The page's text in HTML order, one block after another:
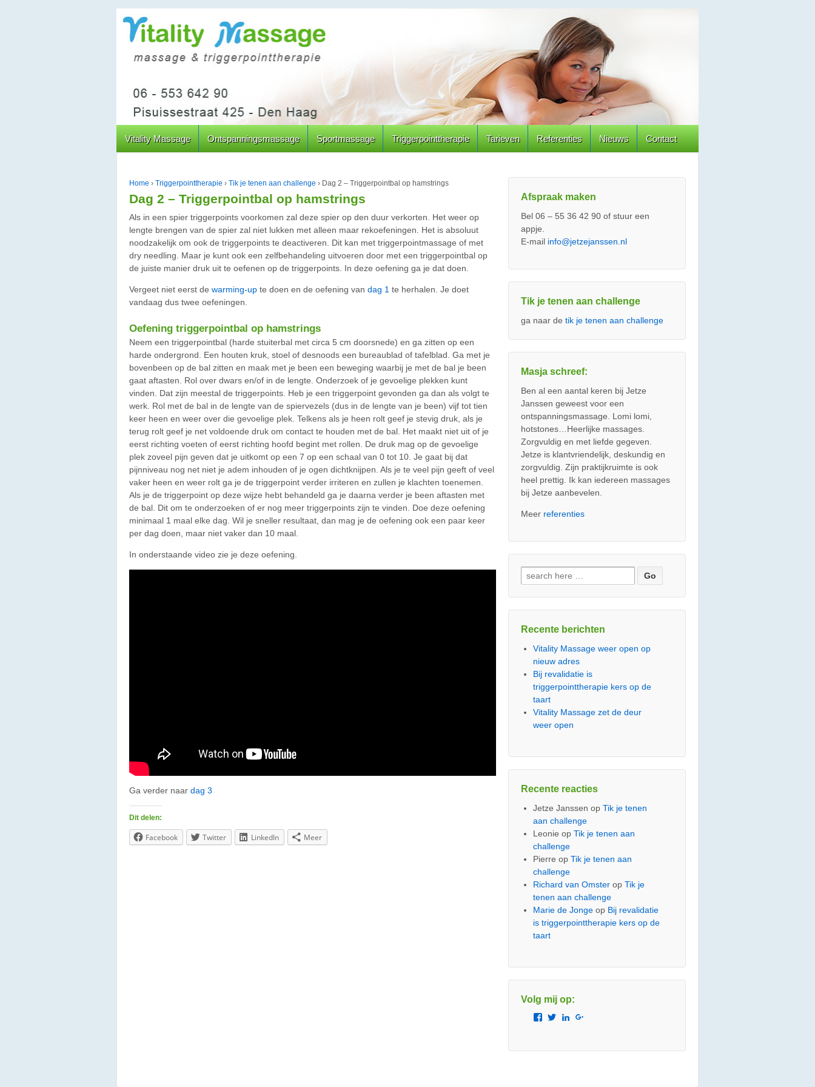
↓
DOORGAAN
NAAR
Vitality Massage Ontspanningsmassage Sportmassage Triggerpointtherapie Tarieven Referenties Nieuws Contact
Home › Triggerpointtherapie › Tik je tenen aan challenge › Dag 2 – Triggerpointbal op hamstrings
Dag 2 – Triggerpointbal op hamstrings
Als in een spier triggerpoints voorkomen zal deze spier op den duur verkorten. Het weer op
lengte brengen van de spier zal niet lukken met alleen maar rekoefeningen. Het is absoluut
noodzakelijk om ook de triggerpoints te deactiveren. Dit kan met triggerpointmassage of met
dry needling. Maar je kunt ook een zelfbehandeling uitvoeren door met een triggerpointbal op
de juiste manier druk uit te oefenen op de triggerpoints. In deze oefening ga je dat doen.
Vergeet niet eerst de warming-up te doen en de oefening van dag 1 te herhalen. Je doet
vandaag dus twee oefeningen.
Oefening triggerpointbal op hamstrings
Neem een triggerpointbal (harde stuiterbal met circa 5 cm doorsnede) en ga zitten op een
harde ondergrond. Een houten kruk, stoel of desnoods een bureaublad of tafelblad. Ga met je
bovenbeen op de bal zitten en maak met je been een beweging waarbij je met de bal je been
gaat aftasten. Rol over dwars en/of in de lengte. Onderzoek of je gevoelige plekken kunt
vinden. Dat zijn meestal de triggerpoints. Heb je een triggerpoint gevonden ga dan als volgt te
werk. Rol met de bal in de lengte van de spiervezels (dus in de lengte van je been) vijf tot tien
keer heen en weer over die gevoelige plek. Telkens als je heen rolt geef je stevig druk, als je
terug rolt geef je net voldoende druk om contact te houden met de bal. Het maakt niet uit of je
eerst richting voeten of eerst richting hoofd begint met rollen. De druk mag op de gevoelige
plek zoveel pijn geven dat je uitkomt op een 7 op een schaal van 0 tot 10. Je gaat bij dat
pijnniveau nog net niet je adem inhouden of je ogen dichtknijpen. Als je te veel pijn geeft of veel
vaker heen en weer rolt ga je de triggerpoint verder irriteren en zullen je klachten toenemen.
Als je de triggerpoint op deze wijze hebt behandeld ga je daarna verder je been aftasten met
de bal. Dit om te onderzoeken of er nog meer triggerpoints zijn te vinden. Doe deze oefening
minimaal 1 maal elke dag. Wil je sneller resultaat, dan mag je de oefening ook een paar keer
per dag doen, maar niet vaker dan 10 maal.
In onderstaande video zie je deze oefening.
Ga verder naar dag 3
Dit delen:
Facebook Twitter LinkedIn Meer
Afspraak maken
Bel 06 – 55 36 42 90 of stuur een
appje.
E-mail info@jetzejanssen.nl
Tik je tenen aan challenge
ga naar detik je tenen aan challenge
Masja schreef:
Ben al een aantal keren bij Jetze
Janssen geweest voor een
ontspanningsmassage. Lomi lomi,
hotstones…Heerlijke massages.
Zorgvuldig en met liefde gegeven.
Jetze is klantvriendelijk, deskundig en
zorgvuldig. Zijn praktijkruimte is ook
heel prettig. Ik kan iedereen massages
bij Jetze aanbevelen.
Meer referenties
Zoeken
naar:
Recente berichten
Vitality Massage weer open op
nieuw adres
Bij revalidatie is
triggerpointtherapie kers op de
taart
Vitality Massage zet de deur
weer open
Recente reacties
Jetze Janssen opTik je tenen
aan challenge
Leonie opTik je tenen aan
challenge
Pierre opTik je tenen aan
challenge
Richard van Omster opTik je
tenen aan challenge
Marie de Jonge op Bij revalidatie
is triggerpointtherapie kers op de
taart
Volg mij op:
BekijkBekijkBekijk